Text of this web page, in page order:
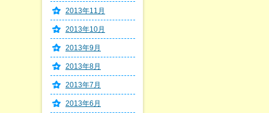
2013年11月
2013年10月
2013年9月
2013年8月
2013年7月
2013年6月